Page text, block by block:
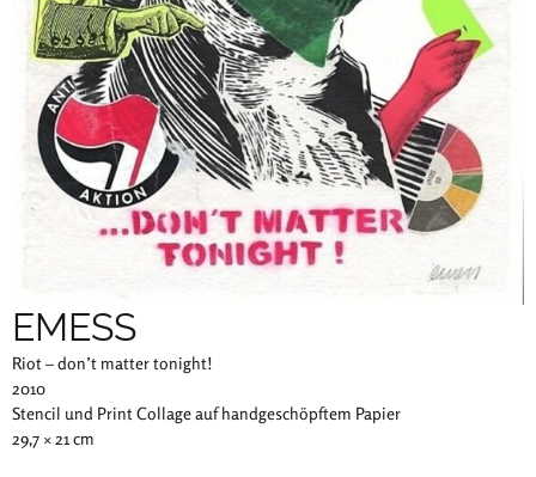
EMESS
Riot – don’t matter tonight!
2010
Stencil und Print Collage auf handgeschöpftem Papier
29,7 × 21 cm